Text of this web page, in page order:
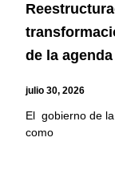
de la
julio 30, 2026
El gobierno de
como